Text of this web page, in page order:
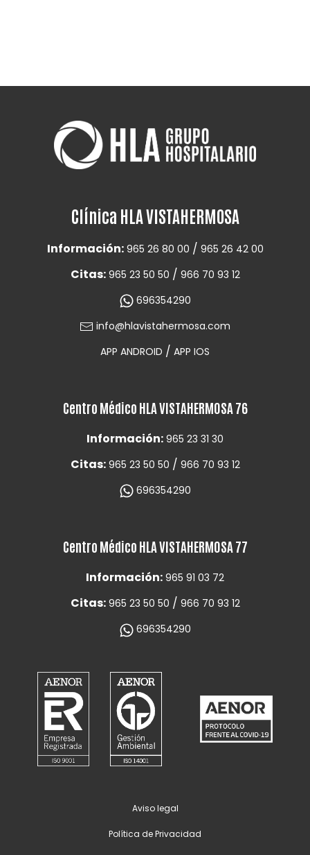
Clínica HLA VISTAHERMOSA
Información: 965 26 80 00 / 965 26 42 00
Citas: 965 23 50 50 / 966 70 93 12
696354290
info@hlavistahermosa.com
APP ANDROID / APP IOS
Centro Médico HLA VISTAHERMOSA 76
Información: 965 23 31 30
Citas: 965 23 50 50 / 966 70 93 12
696354290
Centro Médico HLA VISTAHERMOSA 77
Información: 965 91 03 72
Citas: 965 23 50 50 / 966 70 93 12
696354290
Aviso legal
Política de Privacidad